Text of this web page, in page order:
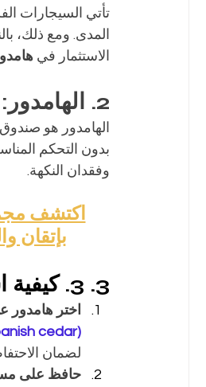
تأتي السيجارات
المدى. ومع ذلك،
الاستثمار في
2. الهامدور: أفضل صديق لسيجارك
الهامدور هو
بدون التحكم
وفقدان النكهة.
اكتشف
بإتقان
3. 3. كيفية استخدام الهامدور
اختر هامدور
(Spanish cedar)
لضمان
حافظ على